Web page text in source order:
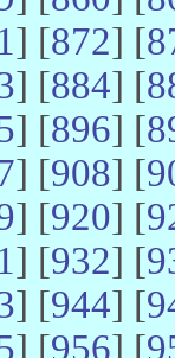
] [872] [
] [884] [
] [896] [
] [908] [
] [920] [
] [932] [
] [944] [
] [956] [